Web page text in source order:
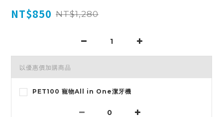
NT$850 NT$1,280
以優惠價加購商品
PET100 寵物All in One潔牙機